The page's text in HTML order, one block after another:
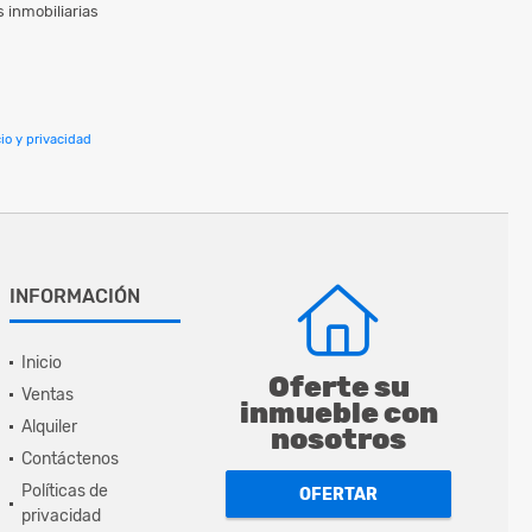
inmobiliarias
y privacidad
INFORMACIÓN
Inicio
Ventas
Alquiler
Contáctenos
Políticas de
privacidad
Oferte su
inmueble con
nosotros
OFERTAR